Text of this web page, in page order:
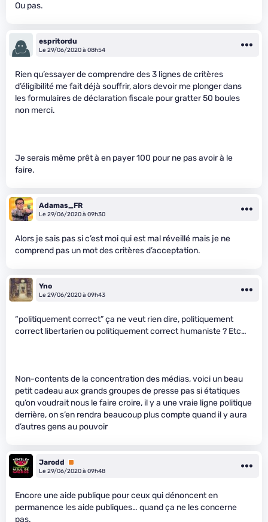
Ou pas.
espritordu
Le 29/06/2020 à 08h54
Rien qu’essayer de comprendre des 3 lignes de critères
d’éligibilité me fait déjà souffrir, alors devoir me plonger dans
les formulaires de déclaration fiscale pour gratter 50 boules
non merci.
Je serais même prêt à en payer 100 pour ne pas avoir à le
faire.
Adamas_FR
Le 29/06/2020 à 09h30
Alors je sais pas si c’est moi qui est mal réveillé mais je ne
comprend pas un mot des critères d’acceptation.
Yno
Le 29/06/2020 à 09h43
“politiquement correct” ça ne veut rien dire, politiquement
correct libertarien ou politiquement correct humaniste ? Etc…
Non-contents de la concentration des médias, voici un beau
petit cadeau aux grands groupes de presse pas si étatiques
qu’on voudrait nous le faire croire, il y a une vraie ligne politique
derrière, on s’en rendra beaucoup plus compte quand il y aura
d’autres gens au pouvoir
Jarodd
Premium
Le 29/06/2020 à 09h48
Encore une aide publique pour ceux qui dénoncent en
permanence les aide publiques… quand ça ne les concerne
pas.